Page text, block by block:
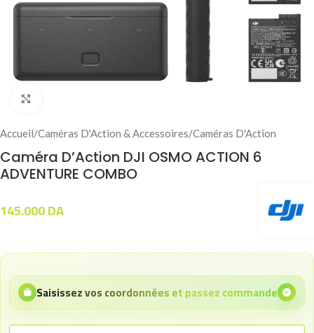
Accueil/Caméras D'Action & Accessoires/Caméras D'Action
Caméra D’Action DJI OSMO ACTION 6
ADVENTURE COMBO
145.000DA
Saisissez vos coordonnées et passez commande